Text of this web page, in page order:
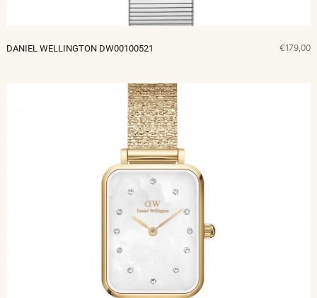
DANIEL WELLINGTON DW00100521 €179,00